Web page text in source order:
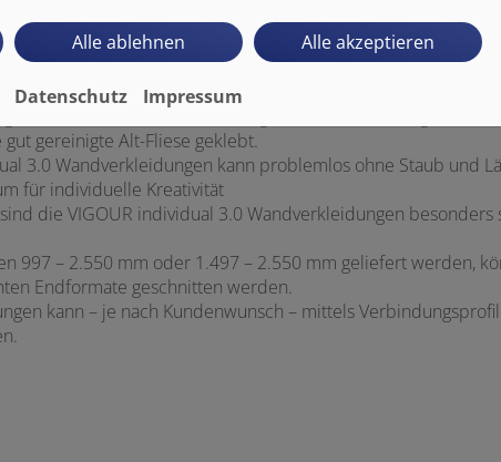
individual 3.0 Wandverkleidungen wird mit gebördelter
3.0 Wandverkleidungen bestehen aus langlebigen, 3 mm
für die schnelle Renovierung, Teilmodernisierung oder
gereinigte Alt-Fliese geklebt.
3.0 Wandverkleidungen kann problemlos ohne Staub und
für individuelle Kreativität
die VIGOUR individual 3.0 Wandverkleidungen besonders
997 – 2.550 mm oder 1.497 – 2.550 mm geliefert werden,
Endformate geschnitten werden.
kann – je nach Kundenwunsch – mittels
Alle ablehnen Alle akzeptieren
Datenschutz Impressum